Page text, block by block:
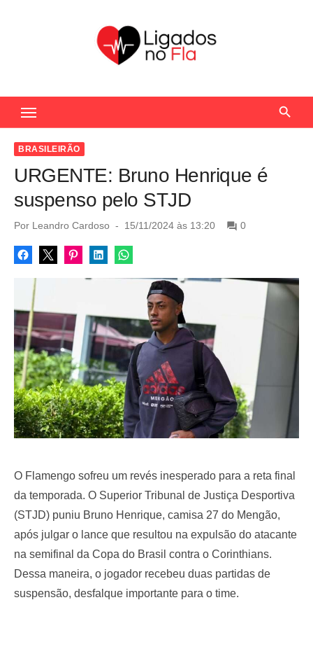
c
BRASILEIRÃO
URGENTE: Bruno Henrique é
suspenso pelo STJD
Por Leandro Cardoso
P
s
t
15/11/2024 às 13:20 0
O Flamengo sofreu um revés inesperado para a reta final
da temporada. O Superior Tribunal de Justiça Desportiva
(STJD) puniu Bruno Henrique, camisa 27 do Mengão,
após julgar o lance que resultou na expulsão do atacante
na semifinal da Copa do Brasil contra o Corinthians.
Dessa maneira, o jogador recebeu duas partidas de
suspensão, desfalque importante para o time.